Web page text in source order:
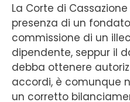
La Corte di
presenza di un
commissione di un
dipendente, seppur il
debba ottenere
accordi, è comunque
un corretto